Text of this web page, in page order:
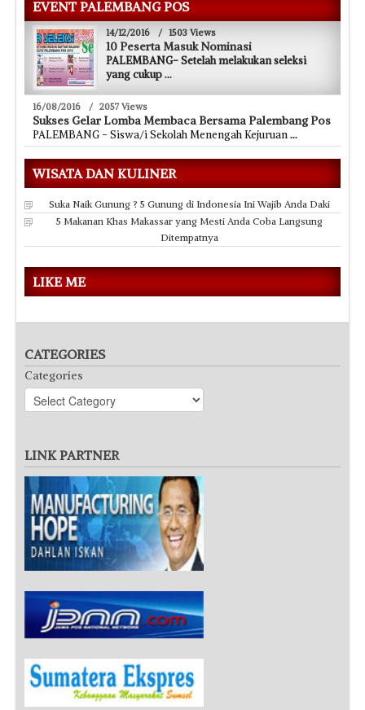
EVENT PALEMBANG POS
14/12/2016 / 1503 Views
10 Peserta Masuk Nominasi
PALEMBANG- Setelah melakukan seleksi
yang cukup...
16/08/2016 / 2057 Views
Sukses Gelar Lomba Membaca Bersama Palembang Pos
PALEMBANG - Siswa/i Sekolah Menengah Kejuruan...
WISATA DAN KULINER
Suka Naik Gunung ? 5 Gunung di Indonesia Ini Wajib Anda Daki
5 Makanan Khas Makassar yang Mesti Anda Coba Langsung
Ditempatnya
LIKE ME
CATEGORIES
Categories
LINK PARTNER